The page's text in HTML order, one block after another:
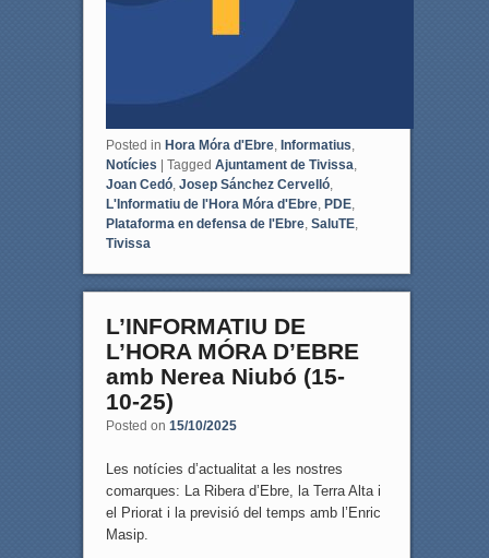
Posted in Hora Móra d'Ebre, Informatius,
Notícies
Tagged Ajuntament de Tivissa,
Joan Cedó, Josep Sánchez Cervelló,
L'Informatiu de l'Hora Móra d'Ebre, PDE,
Plataforma en defensa de l'Ebre, SaluTE,
Tivissa
L’INFORMATIU DE
L’HORA MÓRA D’EBRE
amb Nerea Niubó (15-
10-25)
Posted on 15/10/2025
Les notícies d’actualitat a les nostres
comarques: La Ribera d’Ebre, la Terra Alta i
el Priorat i la previsió del temps amb l’Enric
Masip.